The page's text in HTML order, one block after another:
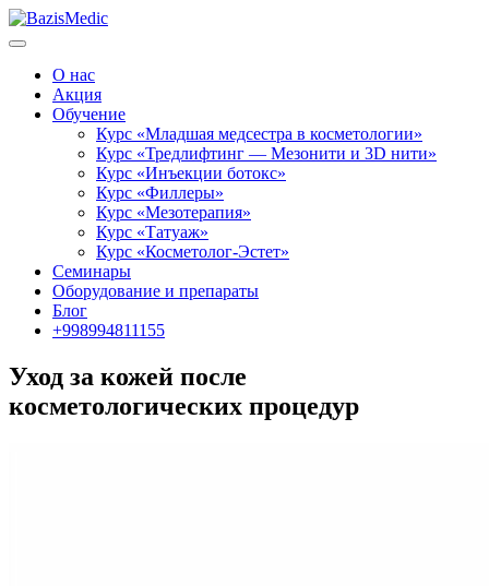
О нас
Акция
Обучение
Курс «Младшая медсестра в косметологии»
Курс «Тредлифтинг — Мезонити и 3D нити»
Курс «Инъекции ботокс»
Курс «Филлеры»
Курс «Мезотерапия»
Курс «Татуаж»
Курс «Косметолог-Эстет»
Семинары
Оборудование и препараты
Блог
+998994811155
Уход за кожей после
косметологических процедур